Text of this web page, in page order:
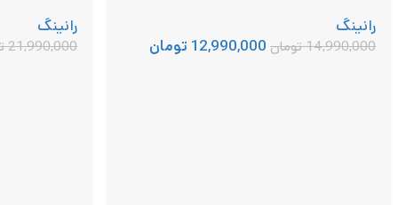
رانینگ
14,990,000تومان 12,990,000 تومان
رانینگ
21,990,000